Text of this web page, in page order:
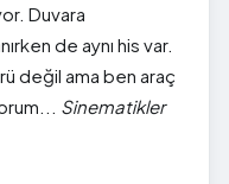
Duvara
de aynı his var.
değil ama ben araç
Sinematikler